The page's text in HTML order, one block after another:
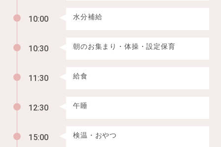
10:00 水分補給
10:30 朝のお集まり・体操・設定保育
11:30 給食
12:30 午睡
15:00 検温・おやつ